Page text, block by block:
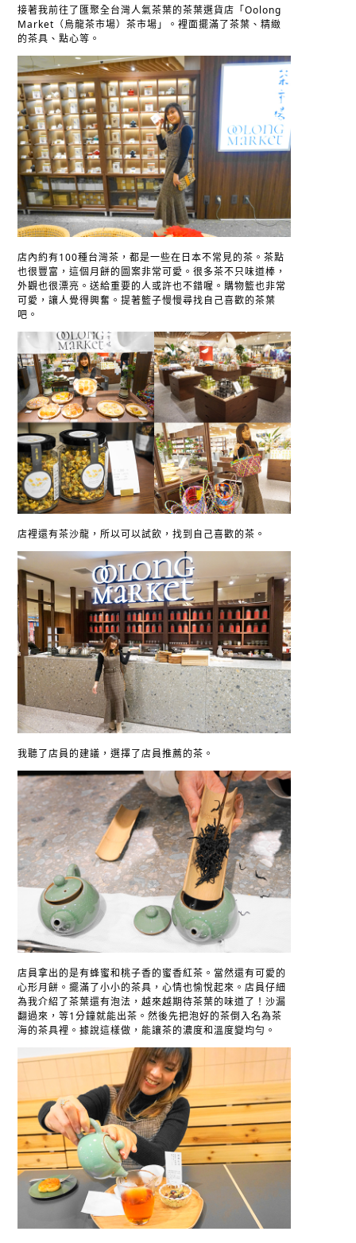
接著我前往了匯聚全台灣人氣茶葉的茶葉選貨店「Oolong
Market（烏龍茶市場）茶市場」。裡面擺滿了茶葉、精緻
的茶具、點心等。
店內約有100種台灣茶，都是一些在日本不常見的茶。茶點
也很豐富，這個月餅的圖案非常可愛。很多茶不只味道棒，
外觀也很漂亮。送給重要的人或許也不錯喔。購物籃也非常
可愛，讓人覺得興奮。提著籃子慢慢尋找自己喜歡的茶葉
吧。
店裡還有茶沙龍，所以可以試飲，找到自己喜歡的茶。
我聽了店員的建議，選擇了店員推薦的茶。
店員拿出的是有蜂蜜和桃子香的蜜香紅茶。當然還有可愛的
心形月餅。擺滿了小小的茶具，心情也愉悅起來。店員仔細
為我介紹了茶葉還有泡法，越來越期待茶葉的味道了！沙漏
翻過來，等1分鐘就能出茶。然後先把泡好的茶倒入名為茶
海的茶具裡。據說這樣做，能讓茶的濃度和溫度變均勻。